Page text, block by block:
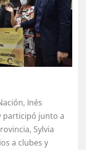
Inés
participó junto a
Sylvia
a clubes y